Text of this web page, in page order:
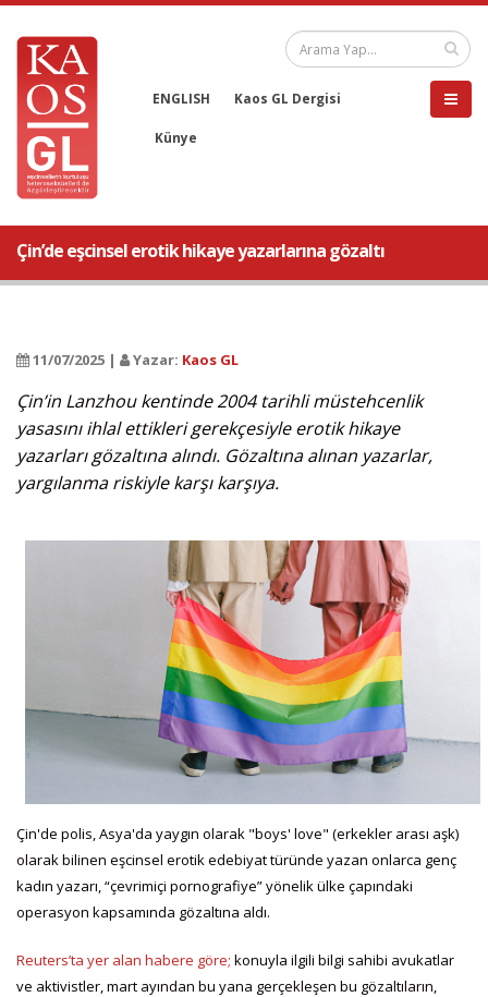
ENGLISH Kaos GL Dergisi
Künye
Çin’de eşcinsel erotik hikaye yazarlarına gözaltı
11/07/2025 | Yazar: Kaos GL
Çin’in Lanzhou kentinde 2004 tarihli müstehcenlik
yasasını ihlal ettikleri gerekçesiyle erotik hikaye
yazarları gözaltına alındı. Gözaltına alınan yazarlar,
yargılanma riskiyle karşı karşıya.
Çin'de polis, Asya'da yaygın olarak "boys' love" (erkekler arası aşk)
olarak bilinen eşcinsel erotik edebiyat türünde yazan onlarca genç
kadın yazarı, “çevrimiçi pornografiye” yönelik ülke çapındaki
operasyon kapsamında gözaltına aldı.
Reuters’ta yer alan habere göre; konuyla ilgili bilgi sahibi avukatlar
ve aktivistler, mart ayından bu yana gerçekleşen bu gözaltıların,